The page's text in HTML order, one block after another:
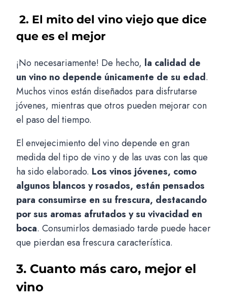
2. El mito del vino viejo que dice
que es el mejor
¡No necesariamente! De hecho, la calidad de
un vino no depende únicamente de su edad.
Muchos vinos están diseñados para disfrutarse
jóvenes, mientras que otros pueden mejorar con
el paso del tiempo.
El envejecimiento del vino depende en gran
medida del tipo de vino y de las uvas con las que
ha sido elaborado. Los vinos jóvenes, como
algunos blancos y rosados, están pensados
para consumirse en su frescura, destacando
por sus aromas afrutados y su vivacidad en
boca. Consumirlos demasiado tarde puede hacer
que pierdan esa frescura característica.
3. Cuanto más caro, mejor el
vino